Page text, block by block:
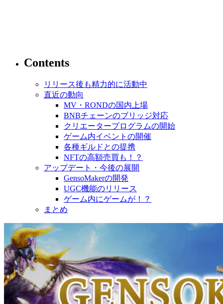
Contents
リリース後も精力的に活動中
直近の動向
MV・RONDの国内上場
BNBチェーンのブリッジ対応
クリエータープログラムの開始
ゲーム内イベントの開催
各種ギルドとの提携
NFTの高額売買も！？
アップデート・今後の展開
GensoMakerの開発
UGC機能のリリース
ゲーム内にゲームが！？
まとめ